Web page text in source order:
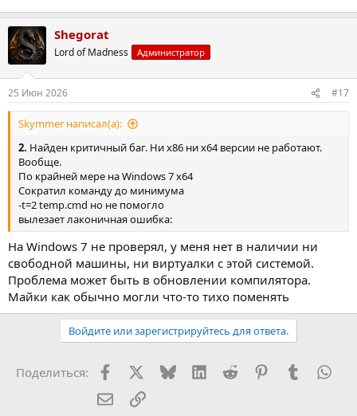
Shegorat
Lord of Madness Администратор
25 Июн 2026 #17
Skymmer написал(а):
2. Найден критичный баг. Ни x86 ни x64 версии не работают.
Вообще.
По крайней мере на Windows 7 x64
Сократил команду до минимума
-t=2 temp.cmd но не помогло
вылезает лаконичная ошибка:
На Windows 7 не проверял, у меня нет в наличии ни
свободной машины, ни виртуалки с этой системой.
Проблема может быть в обновлении компилятора.
Майки как обычно могли что-то тихо поменять
Войдите или зарегистрируйтесь для ответа.
Поделиться: FacebookX (Twitter)
BlueskyLinkedInReddit PinterestTumblr
Электронная почта
Ссылка